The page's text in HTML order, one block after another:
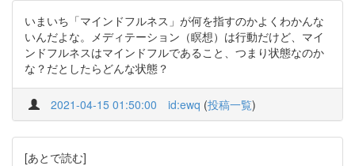
いまいち「マインドフルネス」が何を指すのかよくわかんな
いんだよな。メディテーション（瞑想）は行動だけど、マイ
ンドフルネスはマインドフルであること、つまり状態なのか
な？だとしたらどんな状態？
2021-04-15 01:50:00 id:ewq (投稿一覧)
[あとで読む]